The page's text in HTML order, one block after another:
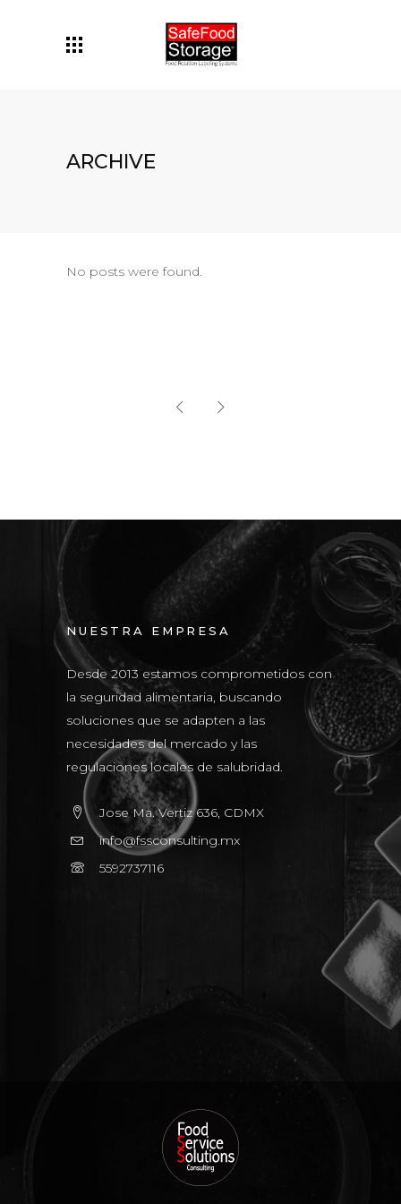
ARCHIVE
No posts were found.
NUESTRA EMPRESA
Desde 2013 estamos comprometidos con
la seguridad alimentaria, buscando
soluciones que se adapten a las
necesidades del mercado y las
regulaciones locales de salubridad.
Jose Ma. Vertiz 636, CDMX
info@fssconsulting.mx
5592737116